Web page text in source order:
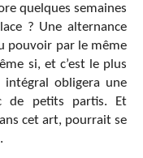
quelques semaines
? Une alternance
pouvoir par le même
si, et c’est le plus
obligera une
de petits partis. Et
cet art, pourrait se